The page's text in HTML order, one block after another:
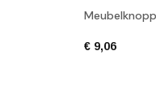
€ 9,06